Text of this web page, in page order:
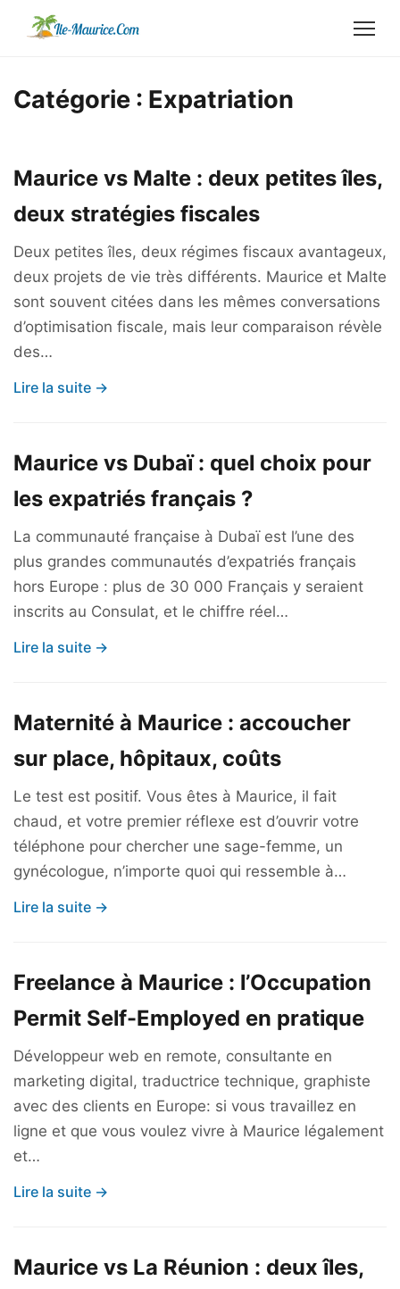
Catégorie : Expatriation
Maurice vs Malte : deux petites îles,
deux stratégies fiscales
Deux petites îles, deux régimes fiscaux avantageux,
deux projets de vie très différents. Maurice et Malte
sont souvent citées dans les mêmes conversations
d’optimisation fiscale, mais leur comparaison révèle
des…
Lire la suite →
Maurice vs Dubaï : quel choix pour
les expatriés français ?
La communauté française à Dubaï est l’une des
plus grandes communautés d’expatriés français
hors Europe : plus de 30 000 Français y seraient
inscrits au Consulat, et le chiffre réel…
Lire la suite →
Maternité à Maurice : accoucher
sur place, hôpitaux, coûts
Le test est positif. Vous êtes à Maurice, il fait
chaud, et votre premier réflexe est d’ouvrir votre
téléphone pour chercher une sage-femme, un
gynécologue, n’importe quoi qui ressemble à…
Lire la suite →
Freelance à Maurice : l’Occupation
Permit Self-Employed en pratique
Développeur web en remote, consultante en
marketing digital, traductrice technique, graphiste
avec des clients en Europe: si vous travaillez en
ligne et que vous voulez vivre à Maurice légalement
et…
Lire la suite →
Maurice vs La Réunion : deux îles,